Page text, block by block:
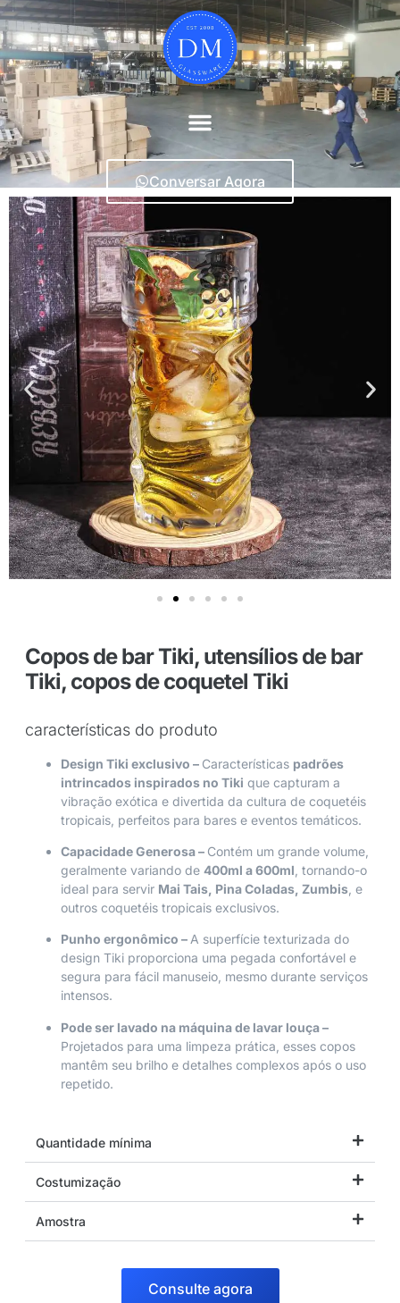
Conversar Agora
Copos de bar Tiki, utensílios de bar
Tiki, copos de coquetel Tiki
características do produto
Design Tiki exclusivo – Características padrões
intrincados inspirados no Tiki que capturam a
vibração exótica e divertida da cultura de coquetéis
tropicais, perfeitos para bares e eventos temáticos.
Capacidade Generosa – Contém um grande volume,
geralmente variando de 400ml a 600ml , tornando-o
ideal para servir Mai Tais, Pina Coladas, Zumbis , e
outros coquetéis tropicais exclusivos.
Punho ergonômico – A superfície texturizada do
design Tiki proporciona uma pegada confortável e
segura para fácil manuseio, mesmo durante serviços
intensos.
Pode ser lavado na máquina de lavar louça –
Projetados para uma limpeza prática, esses copos
mantêm seu brilho e detalhes complexos após o uso
repetido.
Quantidade mínima
Costumização
Amostra
Consulte agora